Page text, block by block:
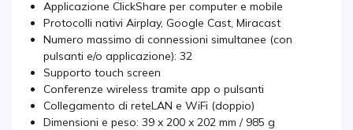
Applicazione ClickShare per computer e mobile
Protocolli nativi Airplay, Google Cast, Miracast
Numero massimo di connessioni simultanee (con
pulsanti e/o applicazione): 32
Supporto touch screen
Conferenze wireless tramite app o pulsanti
Collegamento di reteLAN e WiFi (doppio)
Dimensioni e peso: 39 x 200 x 202 mm / 985 g